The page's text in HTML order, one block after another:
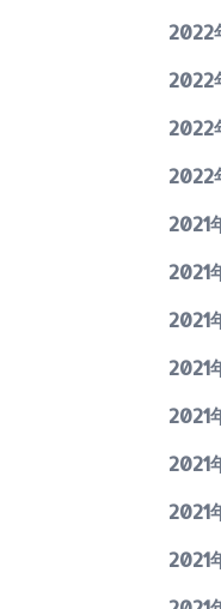
2022
2022
2022
2022
2021
2021
2021
2021
2021
2021
2021
2021